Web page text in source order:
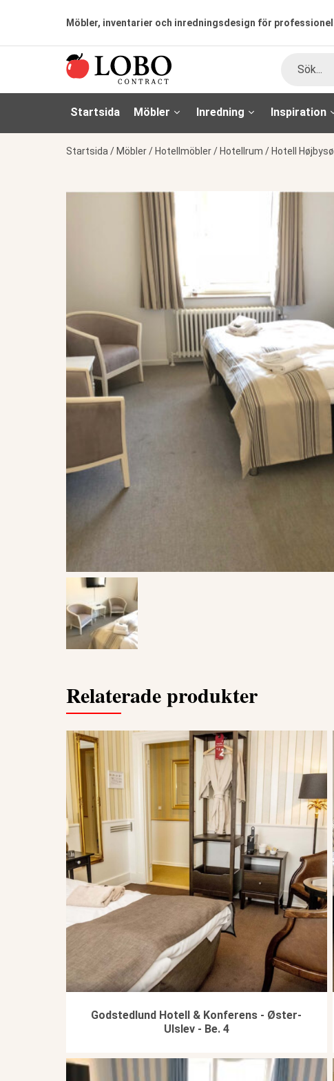
Möbler, inventarier och inredningsdesign för
Startsida Möbler Inredning Inspiration
Startsida / Möbler/ Hotellmöbler/ Hotellrum / Hotell
Relaterade produkter
Godstedlund Hotell & Konferens - Øster-
Ulslev - Be. 4